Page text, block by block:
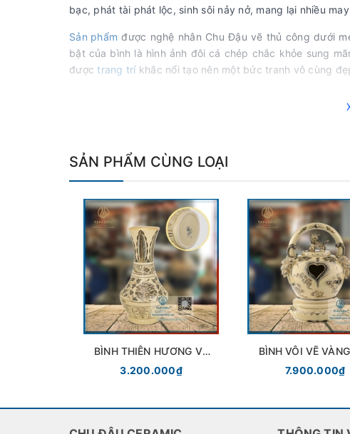
bạc, phát tài phát lộc, sinh sôi nảy nở, mang lại nhiều
Sản phẩm được nghệ nhân Chu Đậu vẽ thủ công dưới
bật của bình là hình ảnh đôi cá chép chắc khỏe sung
đượctrang tríkhắc nổi tạo nên một bức tranh vô cùng
SẢN PHẨM CÙNG LOẠI
BÌNH THIÊN HƯƠNG VẼ
VÀNG KIM GỐM CHU
ĐẬU
3.200.000₫
BÌNH VÔI VẼ
GỐM CHU ĐẬU
7.900.000₫